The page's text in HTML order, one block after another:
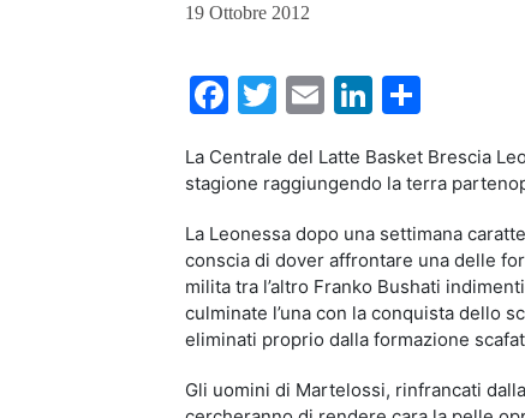
19 Ottobre 2012
Facebook
Twitter
EmailLinkedIn
La Centrale del Latte Basket Brescia
stagione raggiungendo la terra
La Leonessa dopo una settimana
conscia di dover affrontare una delle
milita tra l’altro Franko Bushati
culminate l’una con la conquista dello
eliminati proprio dalla formazione
Gli uomini di Martelossi, rinfrancati